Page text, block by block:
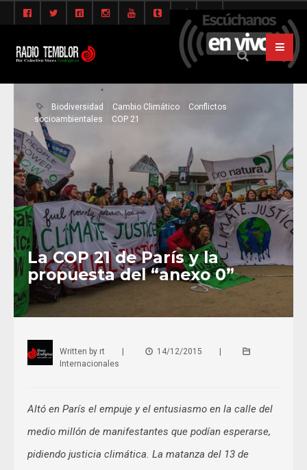
Biodiversidad Cambio Climático
Conflictos
socioambientales
COP 21
La COP 21 de París y la
propuesta del “anexo 0”
Written by rt 14/12/2015
Internacionales
Altó en París el empuje y el entusiasmo en la calle del
medio millón de manifestantes que podían esperarse,
pidiendo justicia climática. La matanza del 13 de